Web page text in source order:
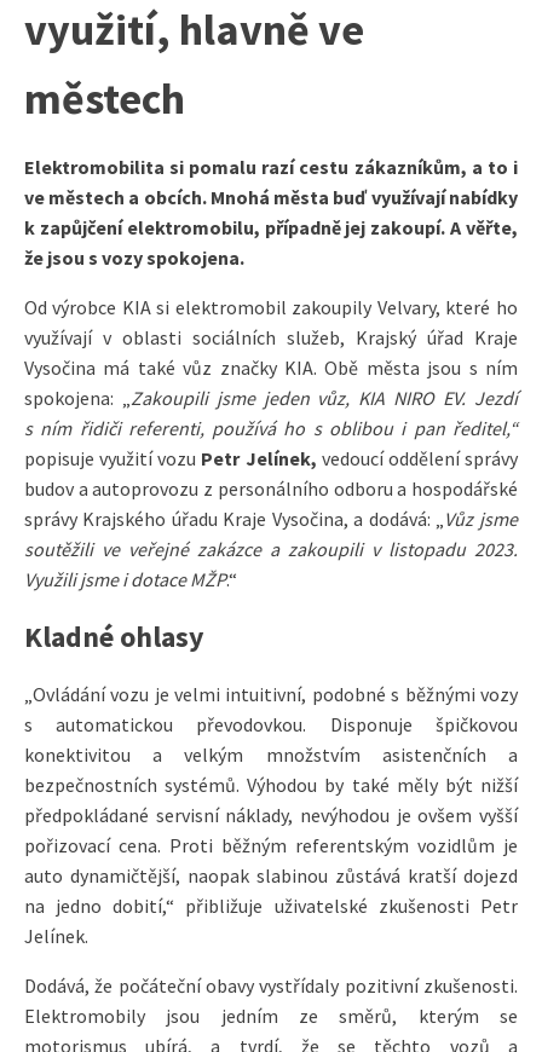
využití, hlavně ve
městech
Elektromobilita si pomalu razí cestu zákazníkům, a to i
ve městech a obcích. Mnohá města buď využívají nabídky
k zapůjčení elektromobilu, případně jej zakoupí. A věřte,
že jsou s vozy spokojena.
Od výrobce KIA si elektromobil zakoupily Velvary, které ho
využívají v oblasti sociálních služeb, Krajský úřad Kraje
Vysočina má také vůz značky KIA. Obě města jsou s ním
spokojena: „ Zakoupili jsme jeden vůz, KIA NIRO EV. Jezdí
s ním řidiči referenti, používá ho s oblibou i pan ředitel,“
popisuje využití vozu Petr Jelínek, vedoucí oddělení správy
budov a autoprovozu z personálního odboru a hospodářské
správy Krajského úřadu Kraje Vysočina, a dodává: „ Vůz jsme
soutěžili ve veřejné zakázce a zakoupili v listopadu 2023.
Využili jsme i dotace MŽP.“
Kladné ohlasy
„Ovládání vozu je velmi intuitivní, podobné s běžnými vozy
s automatickou převodovkou. Disponuje špičkovou
konektivitou a velkým množstvím asistenčních a
bezpečnostních systémů. Výhodou by také měly být nižší
předpokládané servisní náklady, nevýhodou je ovšem vyšší
pořizovací cena. Proti běžným referentským vozidlům je
auto dynamičtější, naopak slabinou zůstává kratší dojezd
na jedno dobití,“ přibližuje uživatelské zkušenosti Petr
Jelínek.
Dodává, že počáteční obavy vystřídaly pozitivní zkušenosti.
Elektromobily jsou jedním ze směrů, kterým se
motorismus ubírá, a tvrdí, že se těchto vozů a